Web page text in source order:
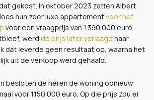
gekost. In oktober 2023 zetten Albert
hun zeer luxe appartementvoor het
voor een vraagprijs van 1.390.000 euro.
werd de prijs later verlaagd naar
dat leverde geen resultaat op, waarna het
uit de verkoop werd gehaald.
besloten de heren de woning opnieuw
voor 1.150.000 euro. Op die prijs zou er